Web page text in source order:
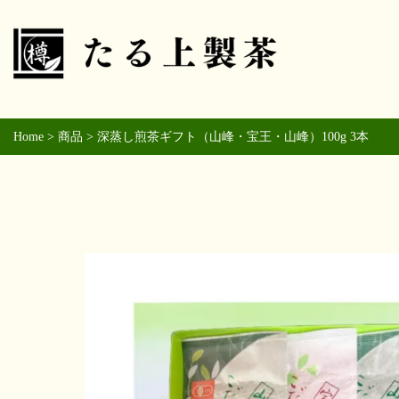
Home > 商品 > 深蒸し煎茶ギフト（山峰・宝王・山峰）100g 3本